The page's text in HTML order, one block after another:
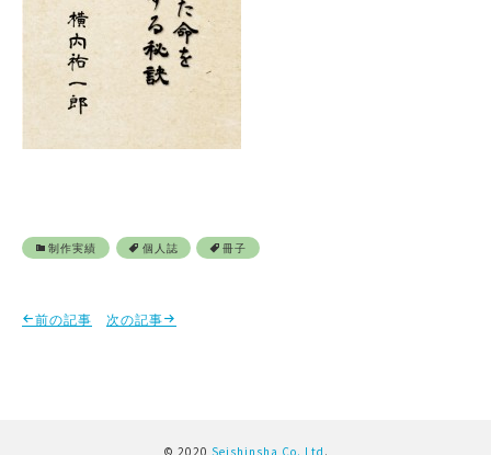
制作実績 個人誌 冊子
前の記事 次の記事
© 2020 Seishinsha Co. Ltd .